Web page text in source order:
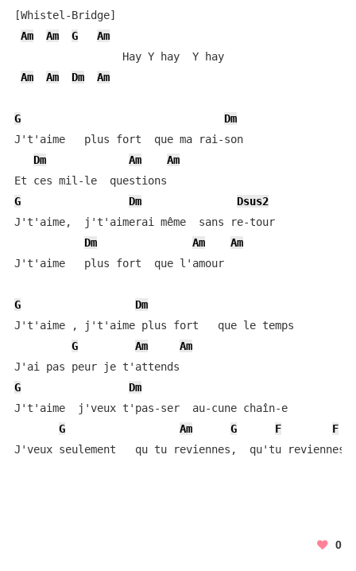
[Whistel-Bridge]
Am
Am G
Am
                 Hay Y hay  Y hay
Am
Am Dm Am
G
Dm
J't'aime   plus fort  que ma rai-son
Dm
Am
Am
G
Dm
Dsus2
J't'aime,  j't'aimerai même  sans re-tour
Dm
Am
Am
J't'aime   plus fort  que l'amour
G
Dm
J't'aime , j't'aime plus fort   que le temps
G
Am
Am
G
Dm
J't'aime  j'veux t'pas-ser  au-cune chaîn-e
G
Am G F F
J'veux seulement   qu tu reviennes,  qu'tu reviennes
0